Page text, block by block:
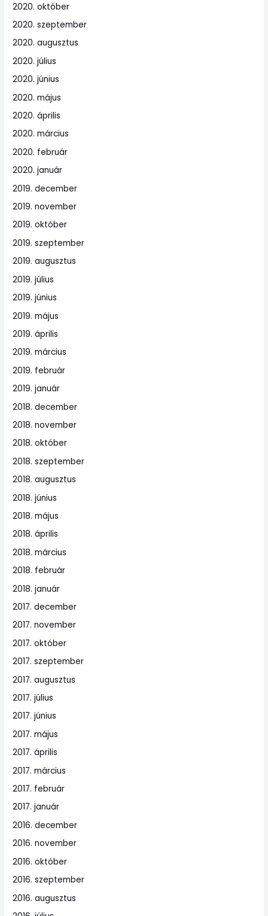
2020. október
2020. szeptember
2020. augusztus
2020. július
2020. június
2020. május
2020. április
2020. március
2020. február
2020. január
2019. december
2019. november
2019. október
2019. szeptember
2019. augusztus
2019. július
2019. június
2019. május
2019. április
2019. március
2019. február
2019. január
2018. december
2018. november
2018. október
2018. szeptember
2018. augusztus
2018. június
2018. május
2018. április
2018. március
2018. február
2018. január
2017. december
2017. november
2017. október
2017. szeptember
2017. augusztus
2017. július
2017. június
2017. május
2017. április
2017. március
2017. február
2017. január
2016. december
2016. november
2016. október
2016. szeptember
2016. augusztus